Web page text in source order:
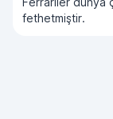
fethetmiştir.